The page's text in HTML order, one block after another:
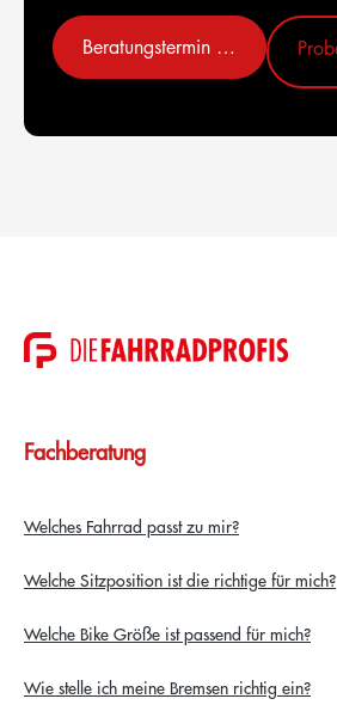
Beratungstermin vereinbaren
Fachberatung
Welches Fahrrad passt zu mir?
Welche Sitzposition ist die richtige für mich?
Welche Bike Größe ist passend für mich?
Wie stelle ich meine Bremsen richtig ein?